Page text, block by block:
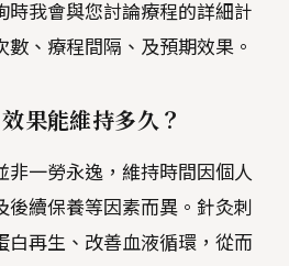
時我會與您討論療程的詳細計
、療程間隔、及預期效果。
果能維持多久？
非一勞永逸，維持時間因個人
後續保養等因素而異。針灸刺
白再生、改善血液循環，從而